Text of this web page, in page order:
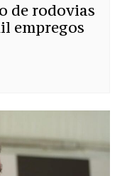
de rodovias
empregos